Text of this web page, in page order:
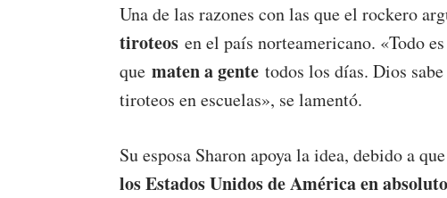
Una de las razones con las que el rockero
tiroteos en el país norteamericano. «Todo
quematen a gente todos los días. Dios
tiroteos en escuelas», se lamentó.
Su esposa Sharon apoya la idea, debido a
los Estados Unidos de América en absoluto